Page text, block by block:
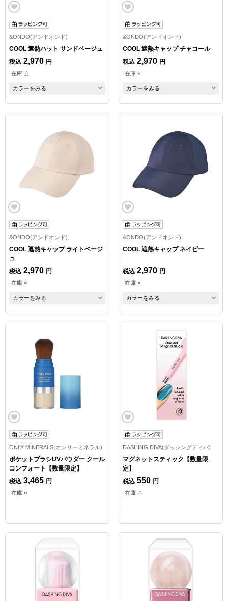
&ONDO(アンドオンド)
COOL 遮熱ハット サンドベージュ
税込 2,970 円
在庫 △
カラーをみる
&ONDO(アンドオンド)
COOL 遮熱キャップ チャコール
税込 2,970 円
在庫 ×
カラーをみる
&ONDO(アンドオンド)
COOL 遮熱キャップ ライトベージ
ュ
税込 2,970 円
在庫 ×
カラーをみる
&ONDO(アンドオンド)
COOL 遮熱キャップ ネイビー
税込 2,970 円
在庫 ×
カラーをみる
ONLY MINERALS(オンリーミネラル)
ポケットブラシUVパウダー クール
コンフォート【数量限定】
税込 3,465 円
在庫 ○
DASHING DIVA(ダッシングディバ)
マグネットスティック【数量限
定】
税込 550 円
在庫 △